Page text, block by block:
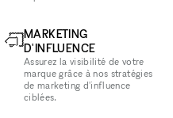
MARKETING
D'INFLUENCE
Assurez la visibilité de votre
marque grâce à nos stratégies
de marketing d'influence
ciblées.